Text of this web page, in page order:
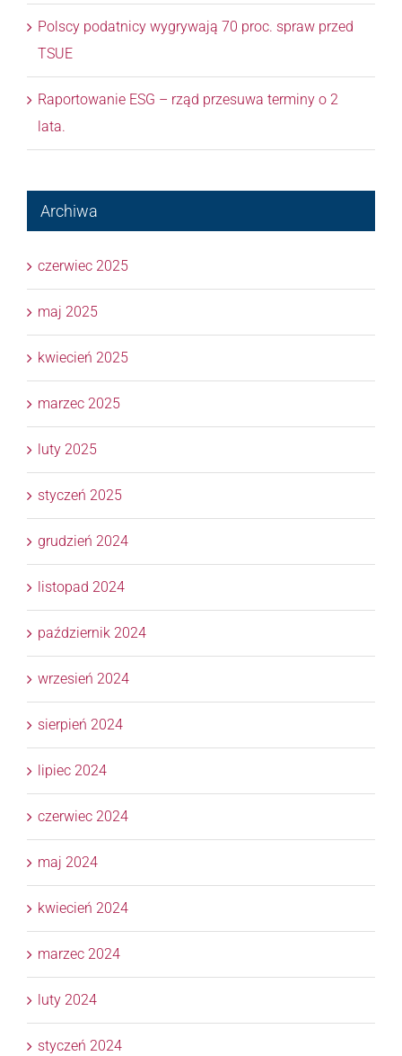
Polscy podatnicy wygrywają 70 proc. spraw przed
TSUE
Raportowanie ESG – rząd przesuwa terminy o 2
lata.
Archiwa
czerwiec 2025
maj 2025
kwiecień 2025
marzec 2025
luty 2025
styczeń 2025
grudzień 2024
listopad 2024
październik 2024
wrzesień 2024
sierpień 2024
lipiec 2024
czerwiec 2024
maj 2024
kwiecień 2024
marzec 2024
luty 2024
styczeń 2024